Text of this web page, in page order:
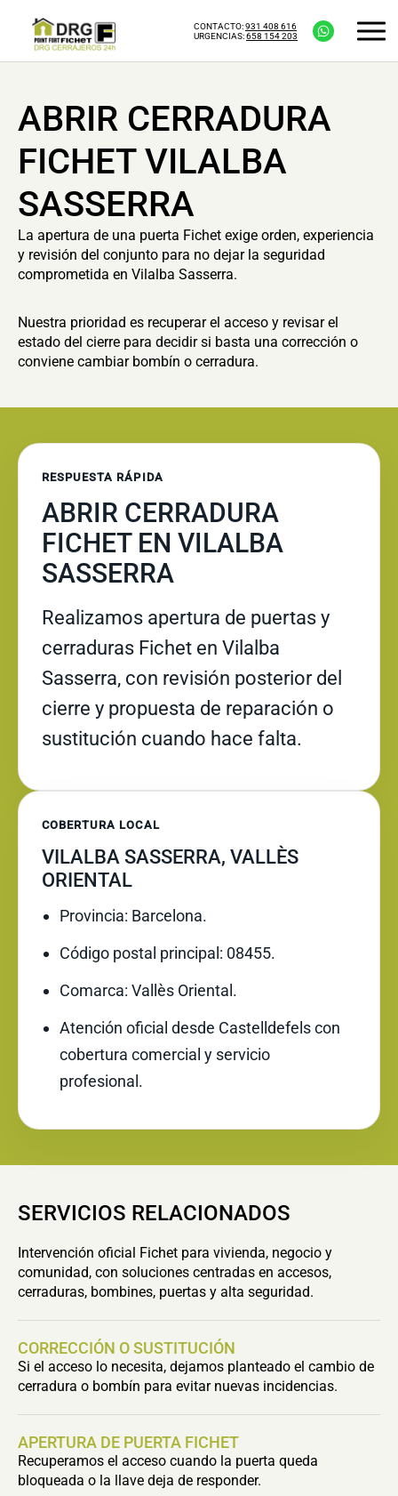
CONTACTO:931 408 616
URGENCIAS:658 154 203
ABRIR CERRADURA
FICHET VILALBA
SASSERRA
La apertura de una puerta Fichet exige orden, experiencia
y revisión del conjunto para no dejar la seguridad
comprometida en Vilalba Sasserra.
Nuestra prioridad es recuperar el acceso y revisar el
estado del cierre para decidir si basta una corrección o
conviene cambiar bombín o cerradura.
RESPUESTA RÁPIDA
ABRIR CERRADURA
FICHET EN VILALBA
SASSERRA
Realizamos apertura de puertas y
cerraduras Fichet en Vilalba
Sasserra, con revisión posterior del
cierre y propuesta de reparación o
sustitución cuando hace falta.
COBERTURA LOCAL
VILALBA SASSERRA, VALLÈS
ORIENTAL
Provincia: Barcelona.
Código postal principal: 08455.
Comarca: Vallès Oriental.
Atención oficial desde Castelldefels con
cobertura comercial y servicio
profesional.
SERVICIOS RELACIONADOS
Intervención oficial Fichet para vivienda, negocio y
comunidad, con soluciones centradas en accesos,
cerraduras, bombines, puertas y alta seguridad.
CORRECCIÓN O SUSTITUCIÓN
Si el acceso lo necesita, dejamos planteado el cambio de
cerradura o bombín para evitar nuevas incidencias.
APERTURA DE PUERTA FICHET
Recuperamos el acceso cuando la puerta queda
bloqueada o la llave deja de responder.